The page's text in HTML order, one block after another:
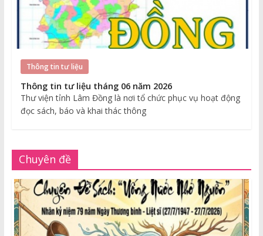
Thông tin tư liệu
Thông tin tư liệu tháng 06 năm 2026
Thư viện tỉnh Lâm Đồng là nơi tổ chức phục vụ hoạt động
đọc sách, báo và khai thác thông
Chuyên đề